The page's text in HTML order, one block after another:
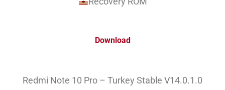
Download
Redmi Note 10 Pro – Turkey Stable V14.0.1.0